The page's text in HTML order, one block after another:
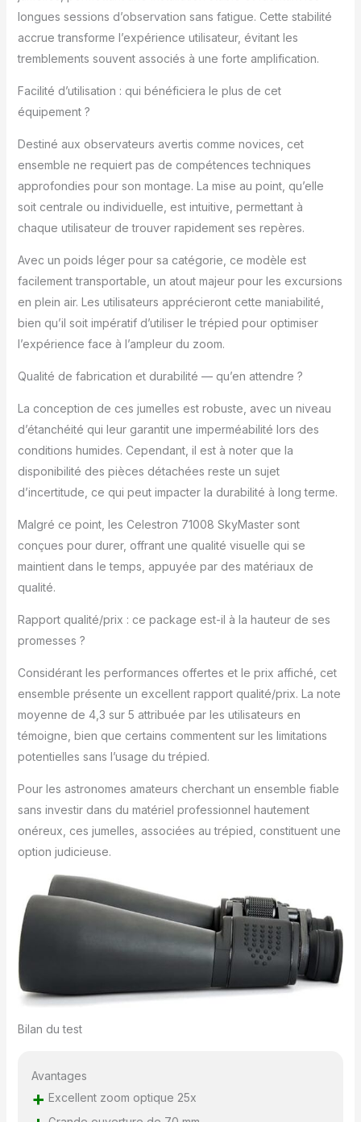
kg. produit 2: Tête
plateau à 3 directions
avec niveau à bulle.
2: Leviers rapides de
du produit(L x l x h) :
12,1 x 12 x 61,4 cm
longues sessions d’observation sans fatigue. Cette stabilité
accrue transforme l’expérience utilisateur, évitant les
tremblements souvent associés à une forte amplification.
Facilité d’utilisation : qui bénéficiera le plus de cet
équipement ?
Destiné aux observateurs avertis comme novices, cet
ensemble ne requiert pas de compétences techniques
approfondies pour son montage. La mise au point, qu’elle
soit centrale ou individuelle, est intuitive, permettant à
chaque utilisateur de trouver rapidement ses repères.
Avec un poids léger pour sa catégorie, ce modèle est
facilement transportable, un atout majeur pour les excursions
en plein air. Les utilisateurs apprécieront cette maniabilité,
bien qu’il soit impératif d’utiliser le trépied pour optimiser
l’expérience face à l’ampleur du zoom.
Qualité de fabrication et durabilité — qu’en attendre ?
La conception de ces jumelles est robuste, avec un niveau
d’étanchéité qui leur garantit une imperméabilité lors des
conditions humides. Cependant, il est à noter que la
disponibilité des pièces détachées reste un sujet
d’incertitude, ce qui peut impacter la durabilité à long terme.
Malgré ce point, les Celestron 71008 SkyMaster sont
conçues pour durer, offrant une qualité visuelle qui se
maintient dans le temps, appuyée par des matériaux de
qualité.
Rapport qualité/prix : ce package est-il à la hauteur de ses
promesses ?
Considérant les performances offertes et le prix affiché, cet
ensemble présente un excellent rapport qualité/prix. La note
moyenne de 4,3 sur 5 attribuée par les utilisateurs en
témoigne, bien que certains commentent sur les limitations
potentielles sans l’usage du trépied.
Pour les astronomes amateurs cherchant un ensemble fiable
sans investir dans du matériel professionnel hautement
onéreux, ces jumelles, associées au trépied, constituent une
option judicieuse.
Bilan du test
Avantages
+ Excellent zoom optique 25x